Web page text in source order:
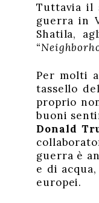
Tuttavia il
guerra in
Shatila,
Per molti
tassello
proprio
buoni
Donald
guerra è
e di
europei.